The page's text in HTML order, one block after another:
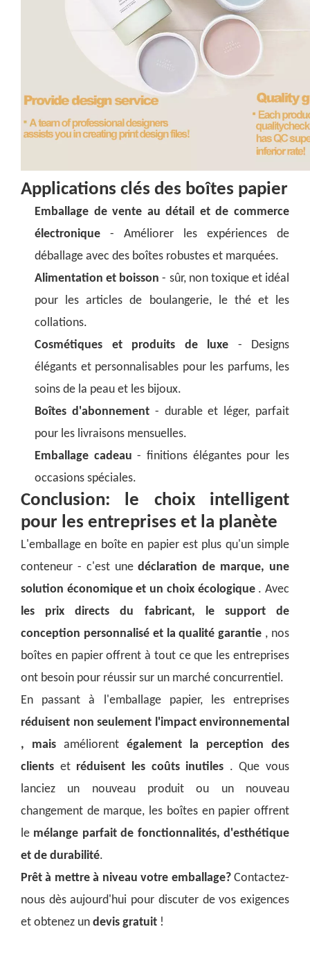
Applications clés des boîtes papier
Emballage de vente au détail et de commerce
électronique - Améliorer les expériences de
déballage avec des boîtes robustes et marquées.
Alimentation et boisson- sûr, non toxique et idéal
pour les articles de boulangerie, le thé et les
collations.
Cosmétiques et produits de luxe - Designs
élégants et personnalisables pour les parfums, les
soins de la peau et les bijoux.
Boîtes d'abonnement - durable et léger, parfait
pour les livraisons mensuelles.
Emballage cadeau- finitions élégantes pour les
occasions spéciales.
Conclusion: le choix intelligent
pour les entreprises et la planète
L'emballage en boîte en papier est plus qu'un simple
conteneur - c'est unedéclaration de marque, une
solution économique et un choix écologique . Avec
les prix directs du fabricant, le support de
conception personnalisé et la qualité garantie , nos
boîtes en papier offrent à tout ce que les entreprises
ont besoin pour réussir sur un marché concurrentiel.
En passant à l'emballage papier, les entreprises
réduisent non seulement l'impact environnemental
, mais améliorent également la perception des
clients et réduisent les coûts inutiles . Que vous
lanciez un nouveau produit ou un nouveau
changement de marque, les boîtes en papier offrent
le mélange parfait de fonctionnalités, d'esthétique
et de durabilité.
Prêt à mettre à niveau votre emballage? Contactez-
nous dès aujourd'hui pour discuter de vos exigences
et obtenez un devis gratuit !